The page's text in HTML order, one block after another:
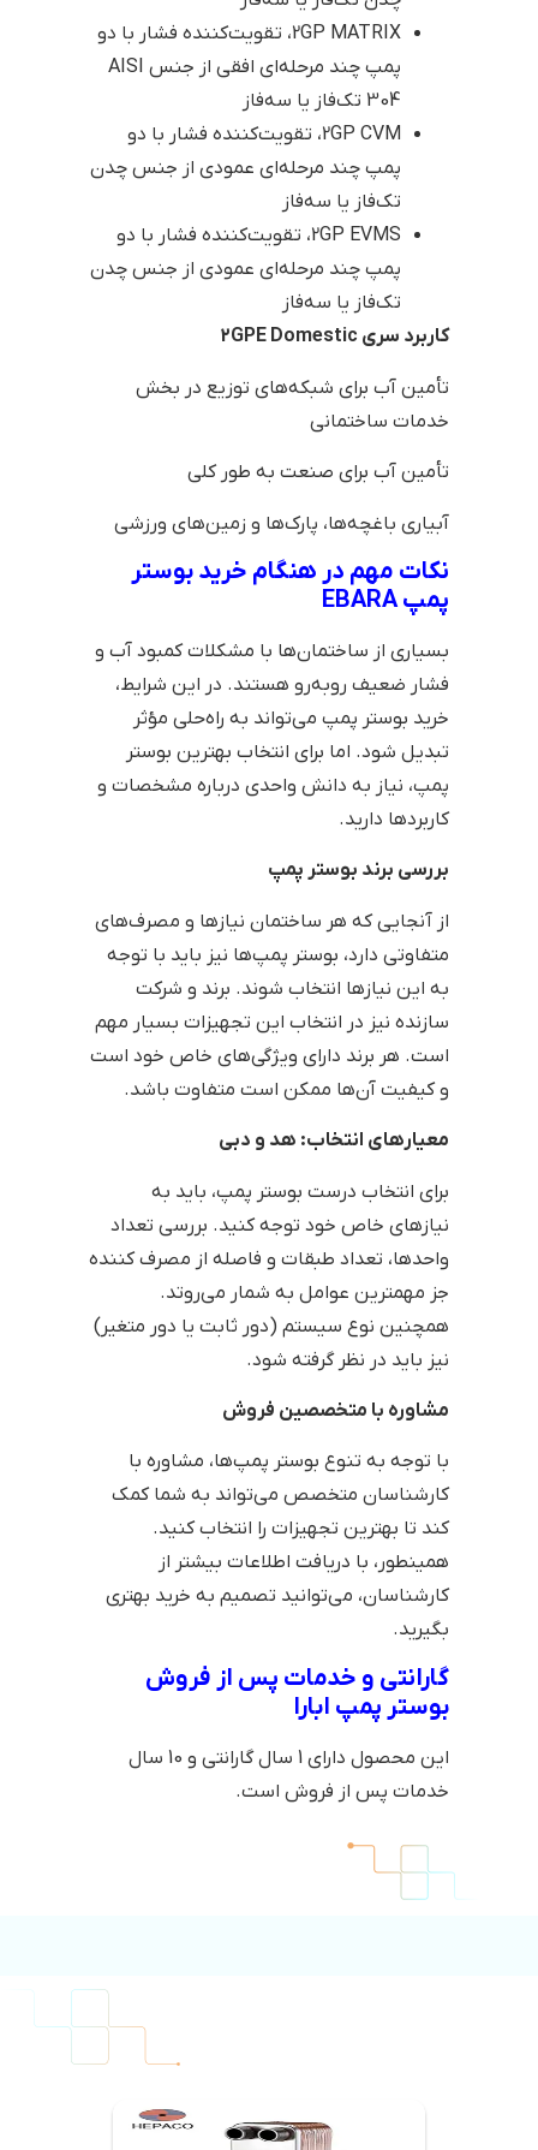
2GP MATRIX، تقویت‌کننده فشار با دو
پمپ چند مرحله‌ای افقی از جنس AISI
304 تک‌فاز یا سه‌فاز
2GP CVM، تقویت‌کننده فشار با دو
پمپ چند مرحله‌ای عمودی از جنس چدن
تک‌فاز یا سه‌فاز
2GP EVMS، تقویت‌کننده فشار با دو
پمپ چند مرحله‌ای عمودی از جنس چدن
تک‌فاز یا سه‌فاز
کاربرد سری 2GPE Domestic
تأمین آب برای شبکه‌های توزیع در بخش
خدمات ساختمانی
تأمین آب برای صنعت به طور کلی
آبیاری باغچه‌ها، پارک‌ها و زمین‌های ورزشی
نکات مهم در هنگام خرید بوستر
پمپ EBARA
بسیاری از ساختمان‌ها با مشکلات کمبود آب و
فشار ضعیف روبه‌رو هستند. در این شرایط،
خرید بوستر پمپ می‌تواند به راه‌حلی مؤثر
تبدیل شود. اما برای انتخاب بهترین بوستر
پمپ، نیاز به دانش واحدی درباره مشخصات و
کاربردها دارید.
بررسی برند بوستر پمپ
از آنجایی که هر ساختمان نیازها و مصرف‌های
متفاوتی دارد، بوستر پمپ‌ها نیز باید با توجه
به این نیازها انتخاب شوند. برند و شرکت
سازنده نیز در انتخاب این تجهیزات بسیار مهم
است. هر برند دارای ویژگی‌های خاص خود است
و کیفیت آن‌ها ممکن است متفاوت باشد.
معیارهای انتخاب: هد و دبی
برای انتخاب درست بوستر پمپ، باید به
نیازهای خاص خود توجه کنید. بررسی تعداد
واحدها، تعداد طبقات و فاصله از مصرف کننده
جز مهمترین عوامل به شمار می‌روتد.
همچنین نوع سیستم (دور ثابت یا دور متغیر)
نیز باید در نظر گرفته شود.
مشاوره با متخصصین فروش
با توجه به تنوع بوستر پمپ‌ها، مشاوره با
کارشناسان متخصص می‌تواند به شما کمک
کند تا بهترین تجهیزات را انتخاب کنید.
همینطور، با دریافت اطلاعات بیشتر از
کارشناسان، می‌توانید تصمیم به خرید بهتری
بگیرید.
گارانتی و خدمات پس از فروش
بوستر پمپ ابارا
این محصول دارای 1 سال گارانتی و 10 سال
خدمات پس از فروش است.